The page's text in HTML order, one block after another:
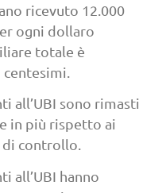
ricevuto 12.000
ogni dollaro
totale è
all’UBI sono rimasti
in più rispetto ai
controllo.
all’UBI hanno